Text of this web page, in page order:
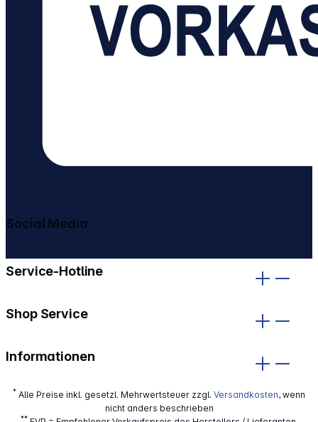
Service-Hotline
Shop Service
Informationen
Social Media
* Alle Preise inkl. gesetzl. Mehrwertsteuer zzgl. Versandkosten, wenn
nicht anders beschrieben
**